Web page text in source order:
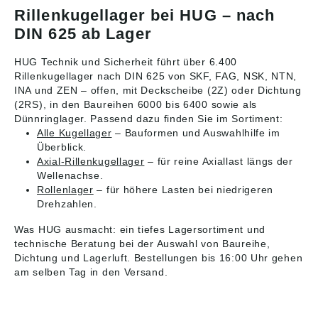
Rillenkugellager bei HUG – nach
DIN 625 ab Lager
HUG Technik und Sicherheit führt über 6.400
Rillenkugellager nach DIN 625 von SKF, FAG, NSK, NTN,
INA und ZEN – offen, mit Deckscheibe (2Z) oder Dichtung
(2RS), in den Baureihen 6000 bis 6400 sowie als
Dünnringlager. Passend dazu finden Sie im Sortiment:
Alle Kugellager – Bauformen und Auswahlhilfe im
Überblick.
Axial-Rillenkugellager – für reine Axiallast längs der
Wellenachse.
Rollenlager – für höhere Lasten bei niedrigeren
Drehzahlen.
Was HUG ausmacht: ein tiefes Lagersortiment und
technische Beratung bei der Auswahl von Baureihe,
Dichtung und Lagerluft. Bestellungen bis 16:00 Uhr gehen
am selben Tag in den Versand.